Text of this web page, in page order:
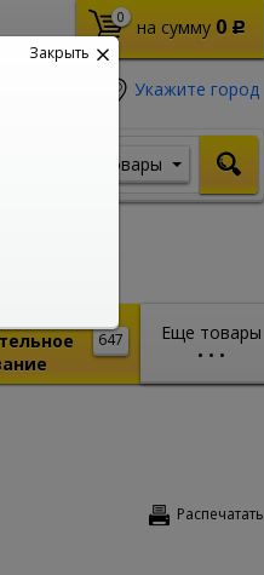
0 на сумму 0 Р
Укажите город
Товары
Еще товары
• • •
647
Распечатать
Закрыть